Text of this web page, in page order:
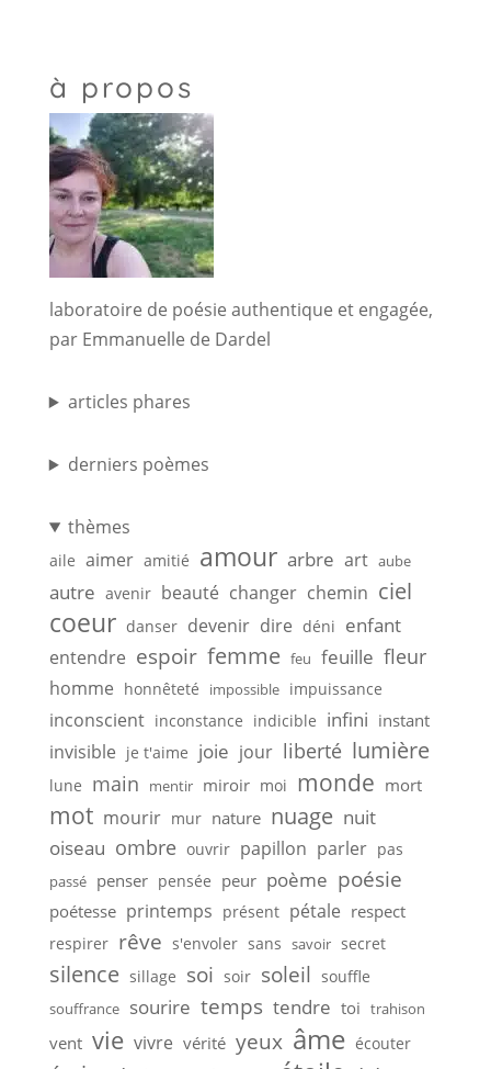
à propos
laboratoire de poésie authentique et engagée,
par Emmanuelle de Dardel
articles phares
derniers poèmes
thèmes
aile aimer amitié amour arbre art aube
autre avenir beauté changer chemin ciel
coeur danser devenir dire déni enfant
entendre espoir femme feu feuille fleur
homme honnêteté impossible impuissance
inconscient inconstance indicible infini instant
invisible je t'aime joie jour liberté lumière
lune main mentir miroir moi monde mort
mot mourir mur nature nuage nuit
oiseau ombre ouvrir papillon parler pas
passé penser pensée peur poème poésie
poétesse printemps présent pétale respect
respirer rêve s'envoler sans savoir secret
silence sillage soi soir soleil souffle
souffrance sourire temps tendre toi trahison
vent vie vivre vérité yeux âme écouter